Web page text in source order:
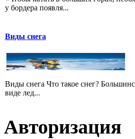
у бордера появля...
Виды снега
Виды снега Что такое снег?
виде лед...
Авторизация